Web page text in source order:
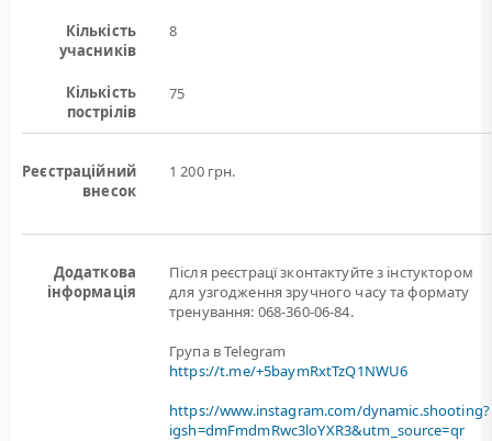
Кількість
учасників
8
Кількість
пострілів
75
Реєстраційний
внесок
1 200 грн.
Додаткова
інформація
Після реєстрацї зконтактуйте з інстуктором
для узгодження зручного часу та формату
тренування: 068-360-06-84.
Група в Telegram
https://t.me/+5baymRxtTzQ1NWU6
https://www.instagram.com/dynamic.shooting?
igsh=dmFmdmRwc3loYXR3&utm_source=qr